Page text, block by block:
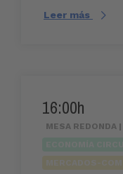
Leer más
16:00h
MESA REDONDA |